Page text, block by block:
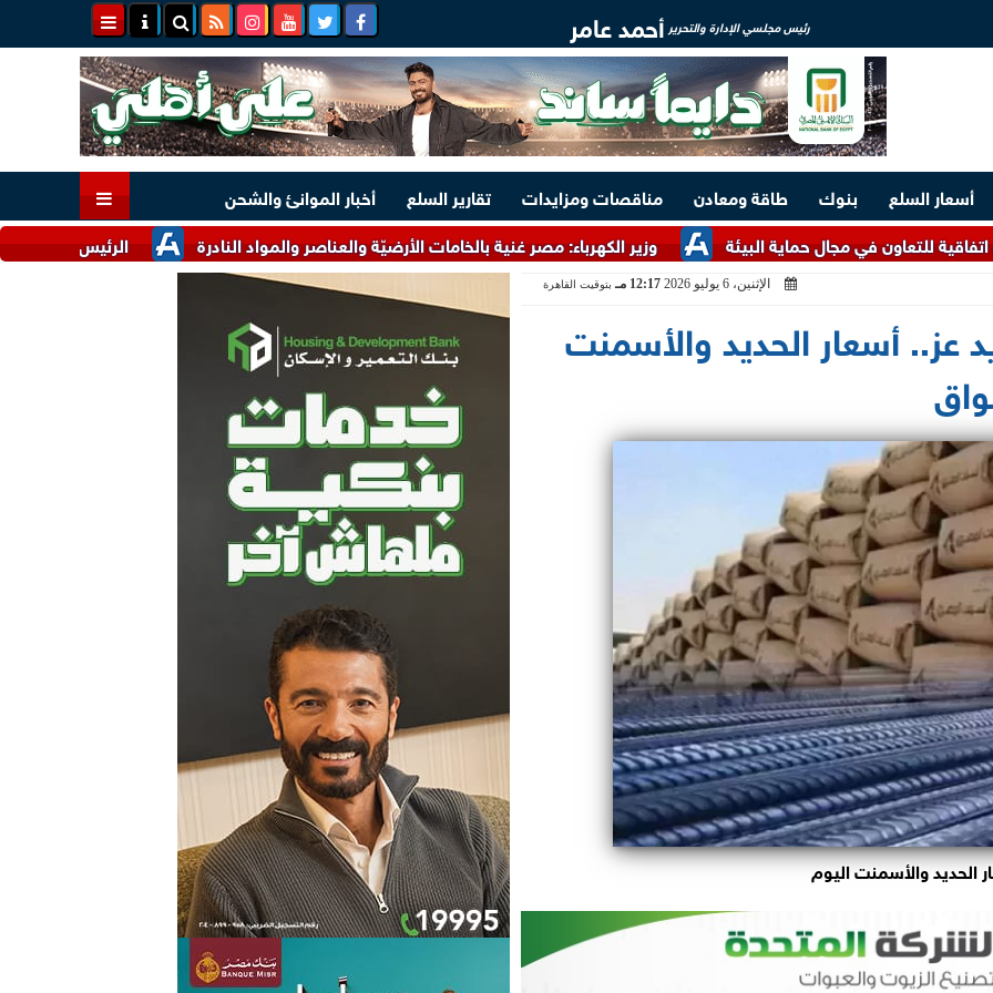
رئيس مجلسي الإدارة والتحرير أحمد عامر
أسعار السلع بنوك طاقة ومعادن مناقصات ومزايدات تقارير السلع
أخبار الموانئ والشحن
الرئيس السيسي وملك البحرين
وزير الكهرباء: مصر غنية بالخامات الأرضيّة والعناصر والمواد النادرة في مجال حماية البيئة
الإثنين، 6 يوليو 2026 12:17 مـ بتوقيت القاهرة
أسعار الحديد والأسمنت
الحديد والأسمنت اليوم